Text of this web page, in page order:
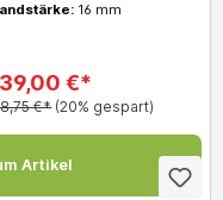
16 mm
€*
€* (20% gespart)
Artikel